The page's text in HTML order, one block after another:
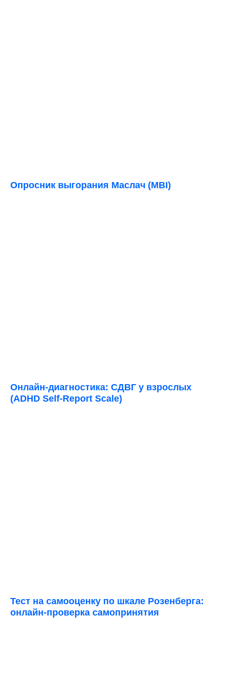
Опросник выгорания Маслач (MBI)
Онлайн-диагностика: СДВГ у взрослых
(ADHD Self-Report Scale)
Тест на самооценку по шкале Розенберга:
онлайн-проверка самопринятия